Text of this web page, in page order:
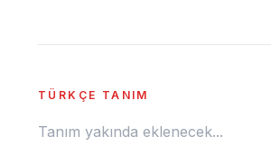
TÜRKÇE TANIM
Tanım yakında eklenecek...